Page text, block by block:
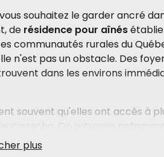
souhaitez le garder ancré
de résidence pour aînés
communautés rurales du
n'est pas un obstacle. Des
dans les environs
souvent qu'elles ont accès à
proche. On retrouve
un milieu de vie adapté avec